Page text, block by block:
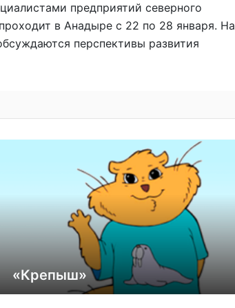
предприятий северного
в Анадыре с 22 по 28 января. На
перспективы развития
«Крепыш»